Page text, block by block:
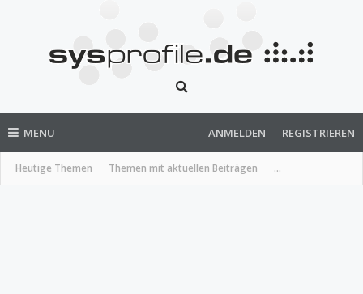
MENU
Heutige Themen Themen mit aktuellen Beiträgen ...
ANMELDEN REGISTRIEREN